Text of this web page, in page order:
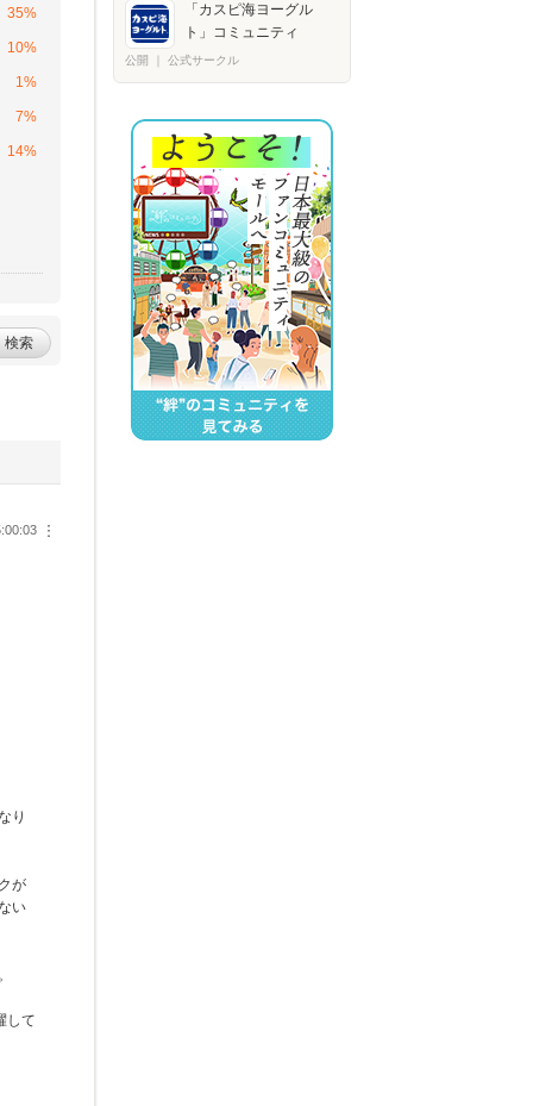
35%
10%
1%
7%
14%
検索
︙
り
が
い
して
「カスピ海ヨーグル
ト」コミュニティ
公開 公式サークル